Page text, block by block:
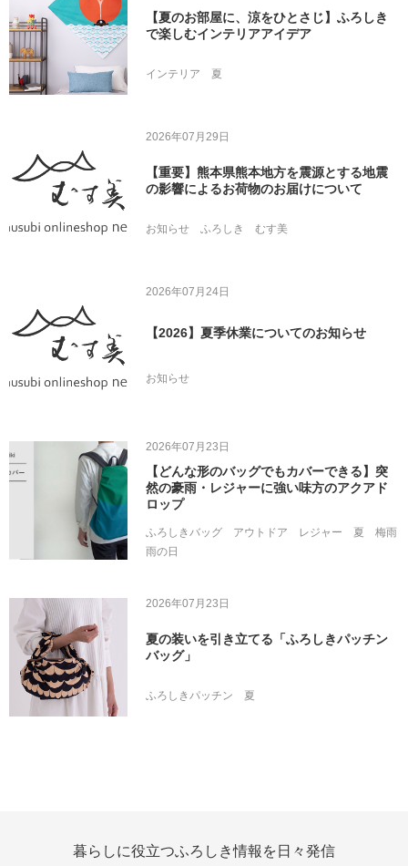
【夏のお部屋に、涼をひとさじ】ふろしき
で楽しむインテリアアイデア
インテリア 夏
2026年07月29日
【重要】熊本県熊本地方を震源とする地震
の影響によるお荷物のお届けについて
お知らせ ふろしき むす美
2026年07月24日
【2026】夏季休業についてのお知らせ
お知らせ
2026年07月23日
【どんな形のバッグでもカバーできる】突
然の豪雨・レジャーに強い味方のアクアド
ロップ
ふろしきバッグ アウトドア レジャー 夏
梅雨
雨の日
2026年07月23日
夏の装いを引き立てる「ふろしきパッチン
バッグ」
ふろしきパッチン 夏
暮らしに役立つふろしき情報を日々発信